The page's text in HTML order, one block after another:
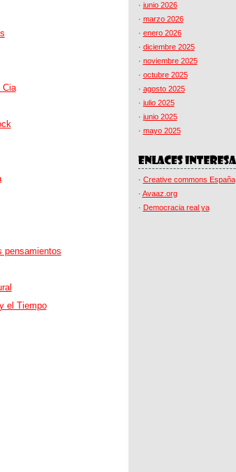
Cia
pensamientos
el Tiempo
· junio 2026
· marzo 2026
· enero 2026
· diciembre 2025
· noviembre 2025
· octubre 2025
· agosto 2025
· julio 2025
· junio 2025
· mayo 2025
· Creative commons España
· Avaaz.org
· Democracia real ya